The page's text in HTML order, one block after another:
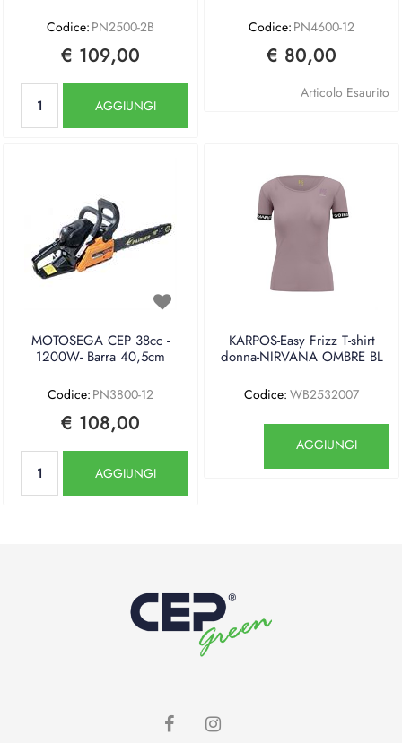
Codice: PN2500-2B
€ 109,00
AGGIUNGI
Codice: PN4600-12
€ 80,00
Articolo Esaurito
MOTOSEGA CEP 38cc -
1200W- Barra 40,5cm
Codice: PN3800-12
€ 108,00
AGGIUNGI
KARPOS-Easy Frizz T-shirt
donna-NIRVANA OMBRE BL
Codice: WB2532007
AGGIUNGI